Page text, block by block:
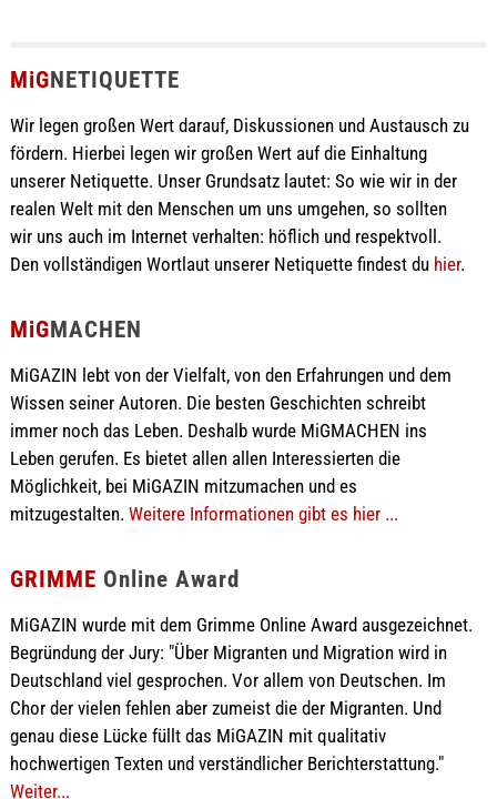
MiGNETIQUETTE
Wir legen großen Wert darauf, Diskussionen und Austausch zu
fördern. Hierbei legen wir großen Wert auf die Einhaltung
unserer Netiquette. Unser Grundsatz lautet: So wie wir in der
realen Welt mit den Menschen um uns umgehen, so sollten
wir uns auch im Internet verhalten: höflich und respektvoll.
Den vollständigen Wortlaut unserer Netiquette findest du hier.
MiGMACHEN
MiGAZIN lebt von der Vielfalt, von den Erfahrungen und dem
Wissen seiner Autoren. Die besten Geschichten schreibt
immer noch das Leben. Deshalb wurde MiGMACHEN ins
Leben gerufen. Es bietet allen allen Interessierten die
Möglichkeit, bei MiGAZIN mitzumachen und es
mitzugestalten. Weitere Informationen gibt es hier ...
GRIMME Online Award
MiGAZIN wurde mit dem Grimme Online Award ausgezeichnet.
Begründung der Jury: "Über Migranten und Migration wird in
Deutschland viel gesprochen. Vor allem von Deutschen. Im
Chor der vielen fehlen aber zumeist die der Migranten. Und
genau diese Lücke füllt das MiGAZIN mit qualitativ
hochwertigen Texten und verständlicher Berichterstattung."
Weiter...